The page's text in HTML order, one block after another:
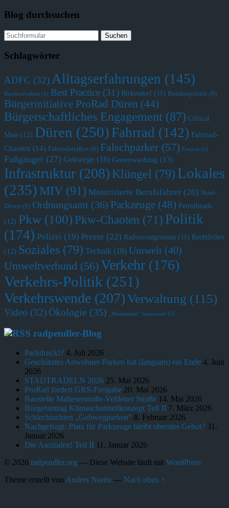
Blog durchsuchen
Schlagwörter
ADFC (32)Alltagserfahrungen (145)
Barrierefreiheit (6) Best Practice (31) Birkesdorf (11) Bundespolitik (9)
Bürgerinitiative ProRad Düren (44)
Bürgerschaftliches Engagement (87) Critical
Mass (12) Düren (250) Fahrrad (142) Fahrrad-
Chaoten (14) Fahrradstraßen (8) Falschparker (57) Freizeit (5)
Fußgänger (27) Gehwege (18) Greenwashing (13)
Infrastruktur (208) Klüngel (79) Lokales
(235) MIV (91) Motorisierte Berufsfahrer (20) Nord-
Düren (9) Ordnungsamt (36) Parkzeuge (48) Petrolheads
(12) Pkw (100) Pkw-Chaoten (71) Politik
(174) Polizei (19) Presse (22) Radvorrangrouten (11) Rechtliches
(12) Soziales (79) Technik (18) Umwelt (40)
Umweltverbund (56)Verkehr (176)
Verkehrs-Politik (251)
Verkehrswende (207)Verwaltung (115)
Video (32) Ökologie (35) „Masterplan“ Innenstadt (5)
radpendler-Blog
Parkdruck!? 4. Juli 2026
Geschütztes Anwohner-Parken hat (langsam) ein Ende 4. Juni
2026
STADTRADELN 2026 25. Mai 2026
ProRad fordert GRS-Freigabe 20. Mai 2026
Baustelle Malteserstraße-Veldener Straße 14. Mai 2026
Bürgerantrag Klimaschutzteilkonzept Teil II 7. März 2026
Schlechtachten „Gehwegparken“ 8. Februar 2026
Nachgefragt: Platz für Parkzeuge bleibt oberstes Gebot? 31.
Januar 2026
Die Asozialen! Teil II 11. Januar 2026
© 2026 radpendler.org — Diese Website läuft mit WordPress
Theme erstellt von Anders Norén — Nach oben ↑